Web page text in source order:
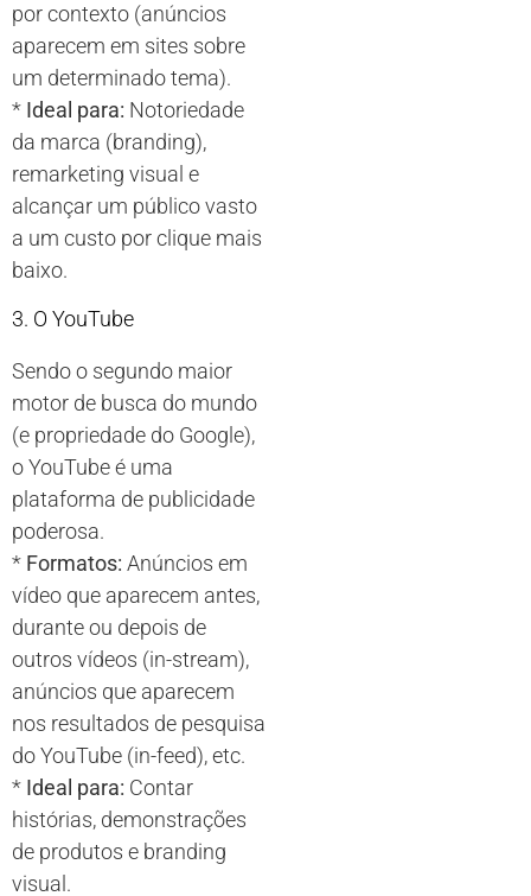
por contexto (anúncios
aparecem em sites sobre
um determinado tema).
* Ideal para: Notoriedade
da marca (branding),
remarketing visual e
alcançar um público vasto
a um custo por clique mais
baixo.
3. O YouTube
Sendo o segundo maior
motor de busca do mundo
(e propriedade do Google),
o YouTube é uma
plataforma de publicidade
poderosa.
* Formatos: Anúncios em
vídeo que aparecem antes,
durante ou depois de
outros vídeos (in-stream),
anúncios que aparecem
nos resultados de pesquisa
do YouTube (in-feed), etc.
* Ideal para: Contar
histórias, demonstrações
de produtos e branding
visual.